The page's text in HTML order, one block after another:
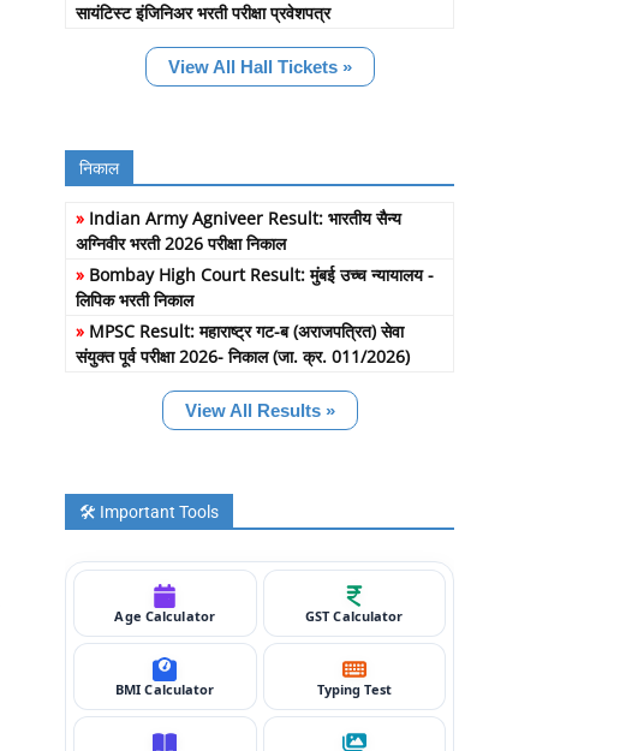
सायंटिस्ट इंजिनिअर भरती परीक्षा प्रवेशपत्र
View All Hall Tickets »
निकाल
» Indian Army Agniveer Result: भारतीय सैन्य
अग्निवीर भरती 2026 परीक्षा निकाल
» Bombay High Court Result: मुंबई उच्च न्यायालय -
लिपिक भरती निकाल
» MPSC Result: महाराष्ट्र गट-ब (अराजपत्रित) सेवा
संयुक्त पूर्व परीक्षा 2026- निकाल (जा. क्र. 011/2026)
View All Results »
🛠️ Important Tools
Age Calculator GST Calculator
BMI Calculator Typing Test